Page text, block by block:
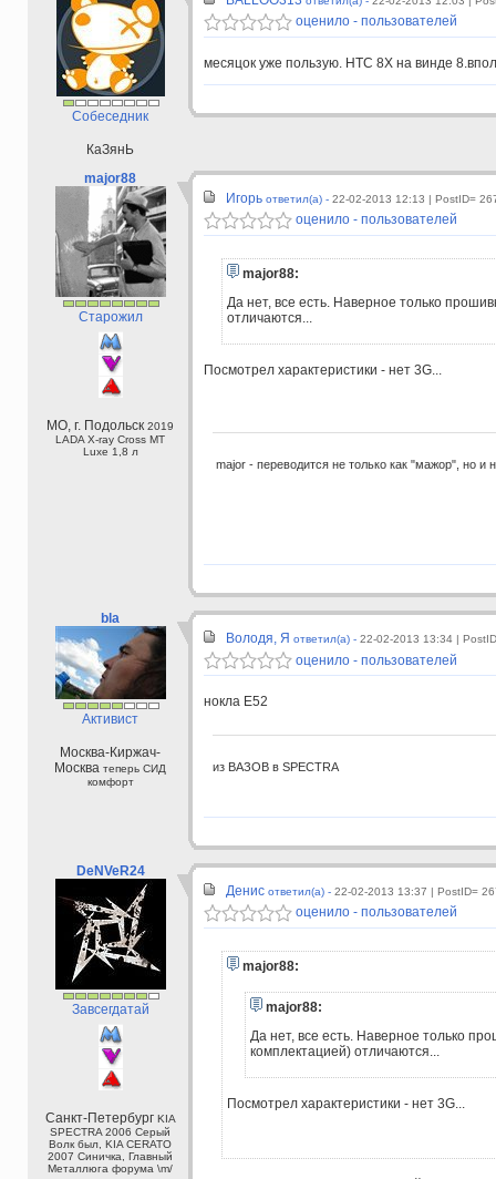
Собеседник
КаЗянЬ
оценило - пользователей
месяцок уже пользую. HTC 8X на винде
major88
Старожил
МО, г. Подольск 2019
LADA X-ray Cross МТ
Luxe 1,8 л
Игорь ответил(а) - 22-02-2013 12:13 | PostID=
оценило - пользователей
major88:
Да нет, все есть. Наверное только
отличаются...
Посмотрел характеристики - нет 3G...
major - переводится не только как "мажор", но и
bla
Активист
Москва-Киржач-
Москва теперь СИД
комфорт
Володя, Я ответил(а) - 22-02-2013 13:34 |
оценило - пользователей
нокла Е52
из ВАЗОВ в SPECTRA
DeNVeR24
Завсегдатай
Санкт-Петербург KIA
SPECTRA 2006 Серый
Волк был, KIA CERATO
2007 Синичка, Главный
Металлюга форума \m/
Денис ответил(а) - 22-02-2013 13:37 | PostID=
оценило - пользователей
major88:
major88:
Да нет, все есть. Наверное только
комплектацией) отличаются...
Посмотрел характеристики - нет 3G...